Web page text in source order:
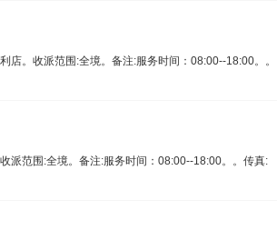
。收派范围:全境。备注:服务时间：08:00--18:00。。
派范围:全境。备注:服务时间：08:00--18:00。。传真: